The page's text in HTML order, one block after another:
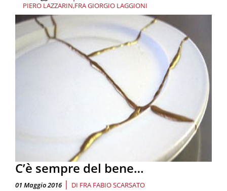
PIERO LAZZARIN FRA GIORGIO LAGGIONI
C’è sempre del bene…
01 Maggio 2016 | DI FRA FABIO SCARSATO